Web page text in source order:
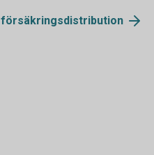
försäkringsdistribution